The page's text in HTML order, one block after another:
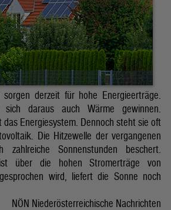
sorgen derzeit für hohe Energieerträge.
daraus auch Wärme gewinnen.
Energiesystem. Dennoch steht sie oft
Die Hitzewelle der vergangenen
zahlreiche Sonnenstunden beschert.
über die hohen Stromerträge von
wird, liefert die Sonne noch
NÖN Niederösterreichische Nachrichten